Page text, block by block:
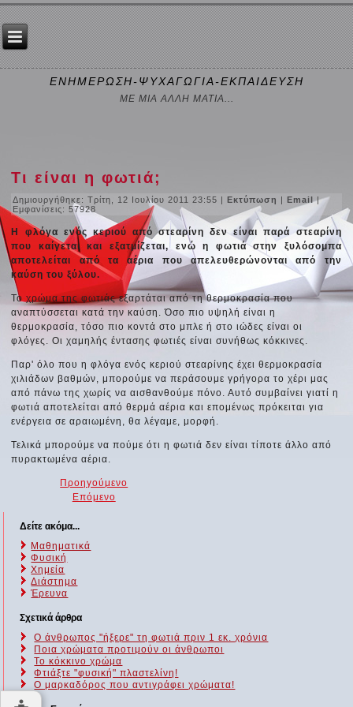
ΕΝΗΜΕΡΩΣΗ-ΨΥΧΑΓΩΓΙΑ-ΕΚΠΑΙΔΕΥΣΗ
ΜΕ ΜΙΑ ΑΛΛΗ ΜΑΤΙΑ...
Τι είναι η φωτιά;
Δημιουργήθηκε: Τρίτη, 12 Ιουλίου 2011 23:55 |Εκτύπωση |Email|
Εμφανίσεις: 57928
Η φλόγα ενός κεριού από στεαρίνη δεν είναι παρά στεαρίνη
που καίγεται και εξατμίζεται, ενώ η φωτιά στην ξυλόσομπα
αποτελείται από τα αέρια που απελευθερώνονται από την
καύση του ξύλου.
Το χρώμα της φωτιάς εξαρτάται από τη θερμοκρασία που
αναπτύσσεται κατά την καύση. Όσο πιο υψηλή είναι η
θερμοκρασία, τόσο πιο κοντά στο μπλε ή στο ιώδες είναι οι
φλόγες. Οι χαμηλής έντασης φωτιές είναι συνήθως κόκκινες.
Παρ' όλο που η φλόγα ενός κεριού στεαρίνης έχει θερμοκρασία
χιλιάδων βαθμών, μπορούμε να περάσουμε γρήγορα το χέρι μας
από πάνω της χωρίς να αισθανθούμε πόνο. Αυτό συμβαίνει γιατί η
φωτιά αποτελείται από θερμά αέρια και επομένως πρόκειται για
ενέργεια σε αραιωμένη, θα λέγαμε, μορφή.
Τελικά μπορούμε να πούμε ότι η φωτιά δεν είναι τίποτε άλλο από
πυρακτωμένα αέρια.
Προηγούμενο
Επόμενο
Δείτε ακόμα...
Μαθηματικά
Φυσική
Χημεία
Διάστημα
Έρευνα
Σχετικά άρθρα
Ο άνθρωπος "ήξερε" τη φωτιά πριν 1 εκ. χρόνια
Ποια χρώματα προτιμούν οι άνθρωποι
Το κόκκινο χρώμα
Φτιάξτε "φυσική" πλαστελίνη!
Ο μαρκαδόρος που αντιγράφει χρώματα!